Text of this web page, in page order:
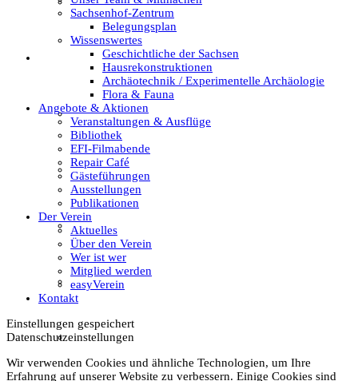
Sachsenhof
Über den Sachsenhof
Aktuelles vom Sachsenhof
Besichtigung & Führungen
Aktionen & Veranstaltungen
Außerschulischer Lernort
Sachsenhof-Zentrum
Belegungsplan
Wissenswertes
Geschichtliche der Sachsen
Hausrekonstruktionen
Archäotechnik / Experimentelle Archäologie
Flora & Fauna
Angebote & Aktionen
Veranstaltungen & Ausflüge
Bibliothek
EFI-Filmabende
Repair Café
Gästeführungen
Ausstellungen
Publikationen
Der Verein
Aktuelles
Über den Verein
Wer ist wer
Mitglied werden
easyVerein
Kontakt
Einstellungen gespeichert
Datenschutzeinstellungen
Wir verwenden Cookies und ähnliche Technologien, um Ihre
Erfahrung auf unserer Website zu verbessern. Einige Cookies sind